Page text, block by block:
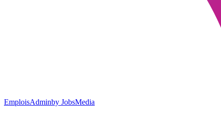
EmploisAdminby JobsMedia